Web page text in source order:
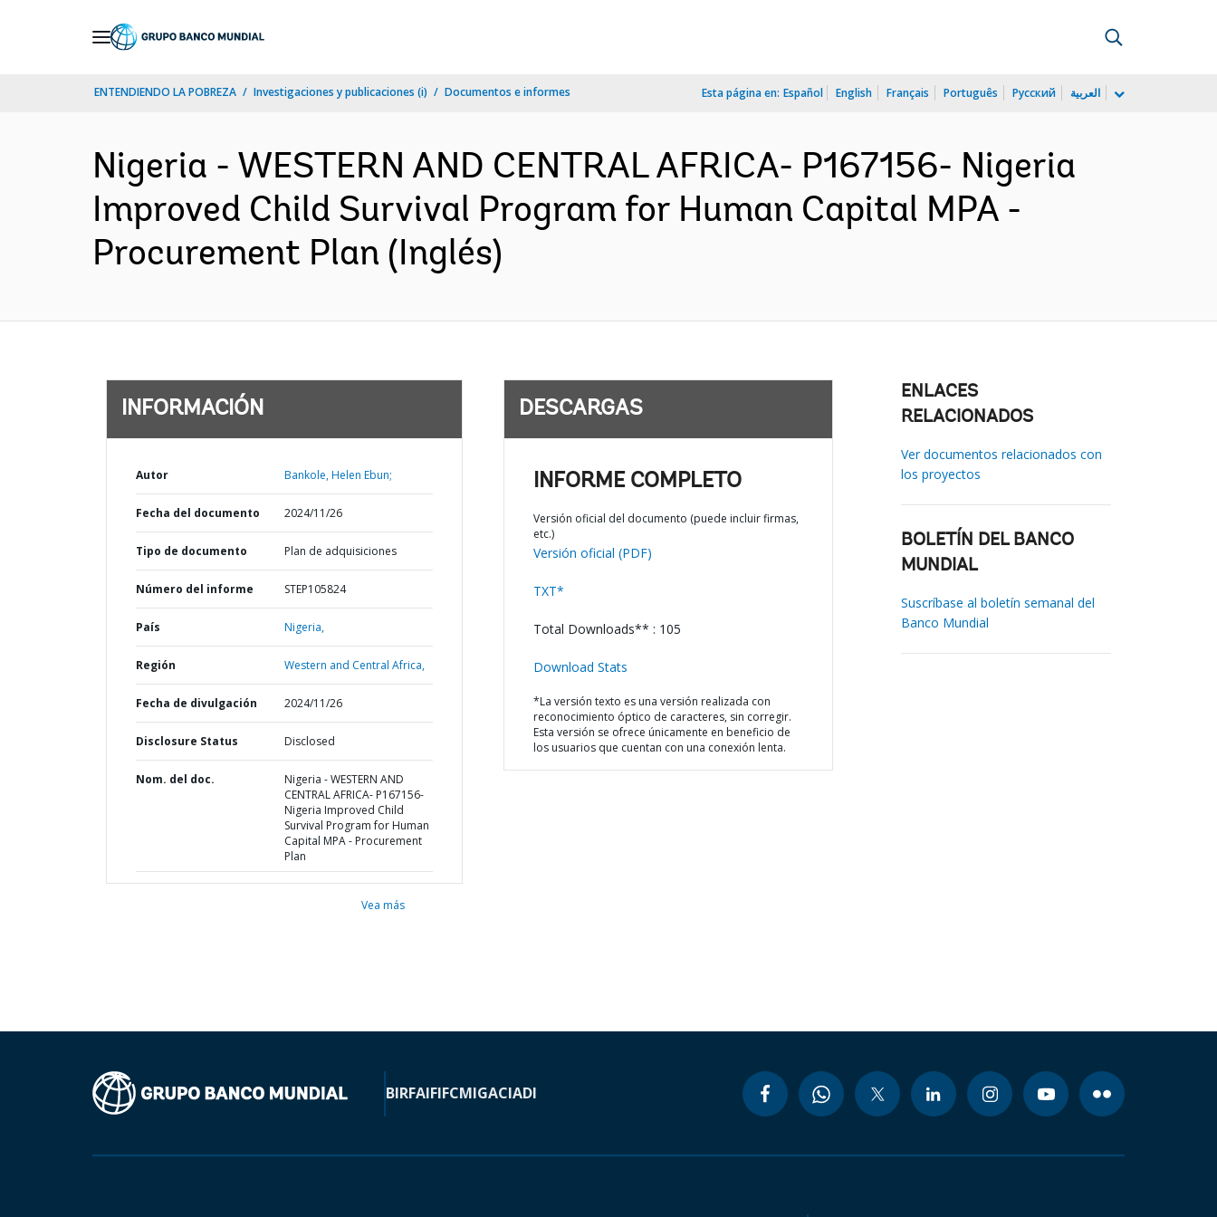
ENTENDIENDO LA POBREZA Investigaciones y publicaciones (i) Documentos e informes Esta página en: Español English Français Português Русский العربية
Nigeria - WESTERN AND CENTRAL AFRICA- P167156- Nigeria
Improved Child Survival Program for Human Capital MPA -
Procurement Plan (Inglés)
INFORMACIÓN
Autor Bankole, Helen Ebun;
Fecha del documento 2024/11/26
Tipo de documento Plan de adquisiciones
Número del informe STEP105824
País Nigeria,
Región Western and Central Africa,
Fecha de divulgación 2024/11/26
Disclosure Status Disclosed
Nom. del doc.
Nigeria - WESTERN AND
CENTRAL AFRICA- P167156-
Nigeria Improved Child
Survival Program for Human
Capital MPA - Procurement
Plan
Vea más
DESCARGAS
INFORME COMPLETO
Versión oficial del documento (puede incluir firmas,
etc.)
Versión oficial (PDF)
TXT*
Total Downloads** : 105
Download Stats
*La versión texto es una versión realizada con
reconocimiento óptico de caracteres, sin corregir.
Esta versión se ofrece únicamente en beneficio de
los usuarios que cuentan con una conexión lenta.
ENLACES
RELACIONADOS
Ver documentos relacionados con
los proyectos
BOLETÍN DEL BANCO
MUNDIAL
Suscríbase al boletín semanal del
Banco Mundial
BIRFAIFIFCMIGACIADI